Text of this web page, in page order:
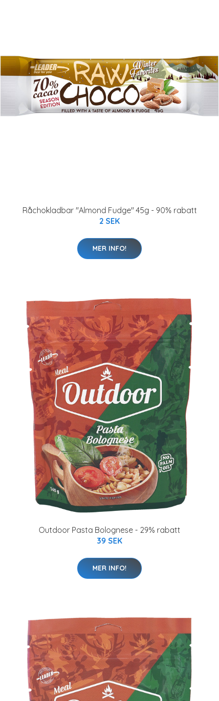
Råchokladbar "Almond Fudge" 45g - 90% rabatt
2 SEK
MER INFO!
Outdoor Pasta Bolognese - 29% rabatt
39 SEK
MER INFO!